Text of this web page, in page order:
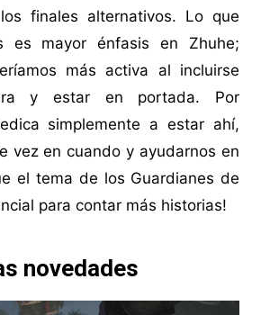
finales alternativos. Lo que
es mayor énfasis en Zhuhe;
más activa al incluirse
y estar en portada. Por
simplemente a estar ahí,
vez en cuando y ayudarnos en
el tema de los Guardianes de
para contar más historias!
novedades